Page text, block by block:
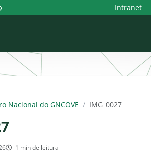
Intranet
Nacional do GNCOVE / IMG_0027
1 min de leitura